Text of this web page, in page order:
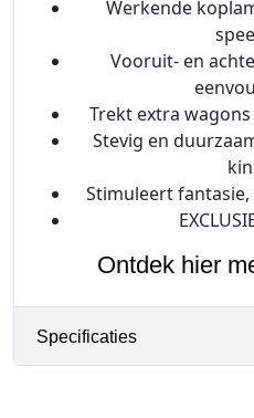
Werkende
Vooruit- en
Trekt extra
Stevig en
Stimuleert
Ontdek hier
Specificaties